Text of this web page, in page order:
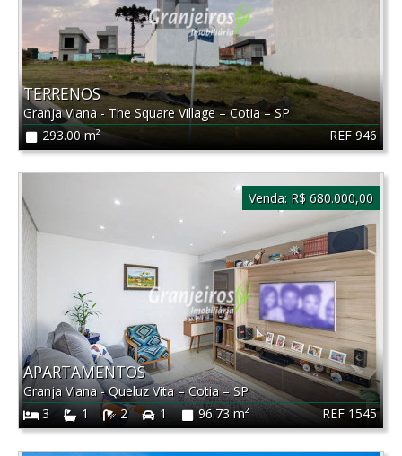
REF 946
TERRENOS
Granja Viana - The Square Village–Cotia–SP
293.00 m²
REF 1545
APARTAMENTOS
Granja Viana - Queluz Vita–Cotia–SP
3
1 2 1 96.73 m²
Venda: R$ 680.000,00